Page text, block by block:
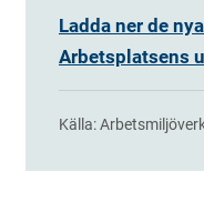
Ladda ner de
Arbetsplatsens
Källa: